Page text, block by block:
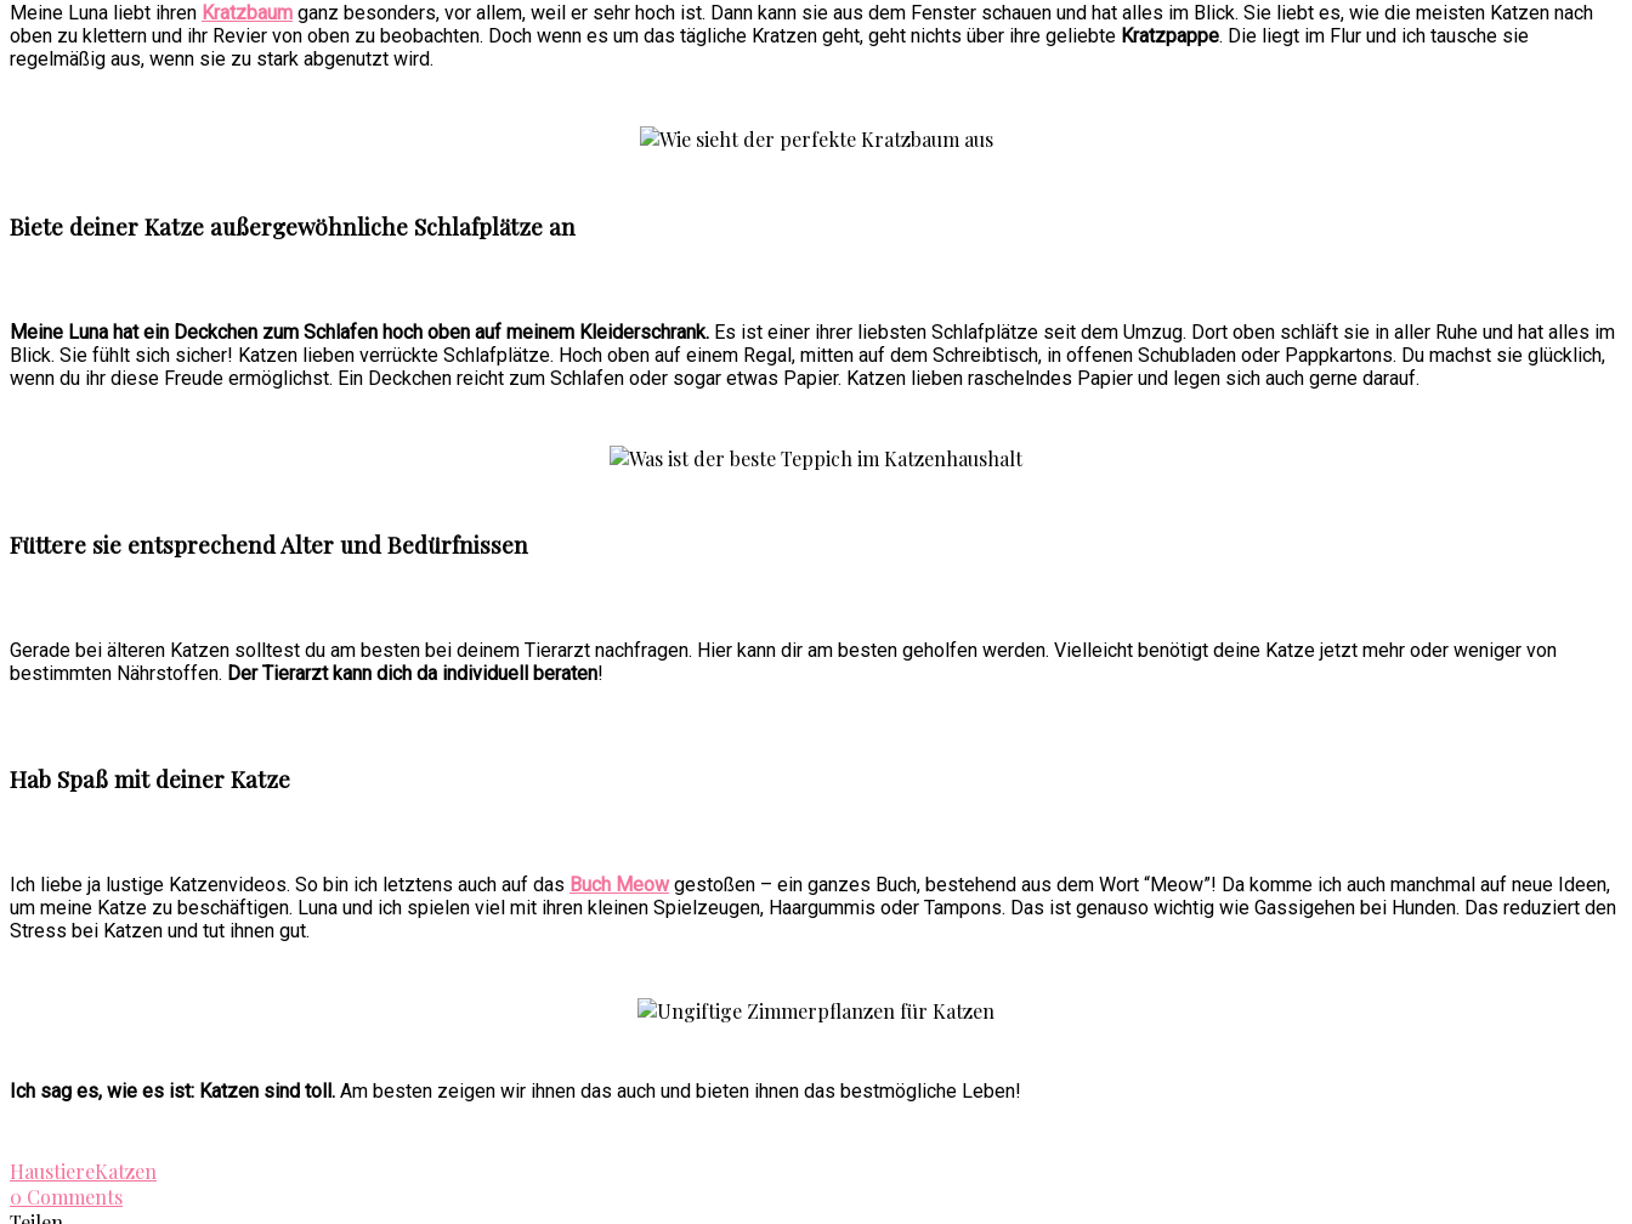
Meine Luna liebt ihren Kratzbaum ganz besonders, vor allem, weil er sehr hoch ist. Dann kann sie aus dem Fenster schauen und hat alles im Blick. Sie liebt es, wie die meisten Katzen nach
oben zu klettern und ihr Revier von oben zu beobachten. Doch wenn es um das tägliche Kratzen geht, geht nichts über ihre geliebte Kratzpappe. Die liegt im Flur und ich tausche sie
regelmäßig aus, wenn sie zu stark abgenutzt wird.
Biete deiner Katze außergewöhnliche Schlafplätze an
Meine Luna hat ein Deckchen zum Schlafen hoch oben auf meinem Kleiderschrank. Es ist einer ihrer liebsten Schlafplätze seit dem Umzug. Dort oben schläft sie in aller Ruhe und hat alles im
Blick. Sie fühlt sich sicher! Katzen lieben verrückte Schlafplätze. Hoch oben auf einem Regal, mitten auf dem Schreibtisch, in offenen Schubladen oder Pappkartons. Du machst sie glücklich,
wenn du ihr diese Freude ermöglichst. Ein Deckchen reicht zum Schlafen oder sogar etwas Papier. Katzen lieben raschelndes Papier und legen sich auch gerne darauf.
Füttere sie entsprechend Alter und Bedürfnissen
Gerade bei älteren Katzen solltest du am besten bei deinem Tierarzt nachfragen. Hier kann dir am besten geholfen werden. Vielleicht benötigt deine Katze jetzt mehr oder weniger von
bestimmten Nährstoffen. Der Tierarzt kann dich da individuell beraten!
Hab Spaß mit deiner Katze
Ich liebe ja lustige Katzenvideos. So bin ich letztens auch auf das Buch Meowgestoßen – ein ganzes Buch, bestehend aus dem Wort “Meow”! Da komme ich auch manchmal auf neue Ideen,
um meine Katze zu beschäftigen. Luna und ich spielen viel mit ihren kleinen Spielzeugen, Haargummis oder Tampons. Das ist genauso wichtig wie Gassigehen bei Hunden. Das reduziert den
Stress bei Katzen und tut ihnen gut.
Ich sag es, wie es ist: Katzen sind toll. Am besten zeigen wir ihnen das auch und bieten ihnen das bestmögliche Leben!
HaustiereKatzen
0 Comments